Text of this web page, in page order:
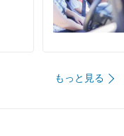
もっと見る